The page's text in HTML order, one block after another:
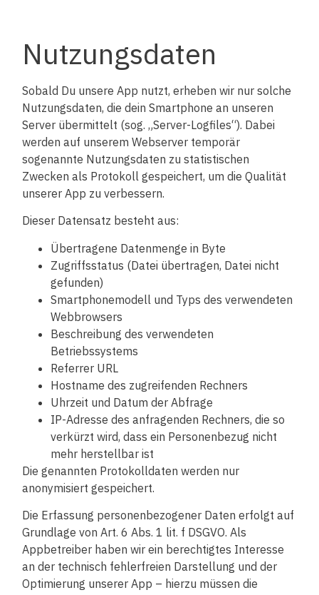
Nutzungsdaten
Sobald Du unsere App nutzt, erheben wir nur solche
Nutzungsdaten, die dein Smartphone an unseren
Server übermittelt (sog. „Server-Logfiles“). Dabei
werden auf unserem Webserver temporär
sogenannte Nutzungsdaten zu statistischen
Zwecken als Protokoll gespeichert, um die Qualität
unserer App zu verbessern.
Dieser Datensatz besteht aus:
Übertragene Datenmenge in Byte
Zugriffsstatus (Datei übertragen, Datei nicht
gefunden)
Smartphonemodell und Typs des verwendeten
Webbrowsers
Beschreibung des verwendeten
Betriebssystems
Referrer URL
Hostname des zugreifenden Rechners
Uhrzeit und Datum der Abfrage
IP-Adresse des anfragenden Rechners, die so
verkürzt wird, dass ein Personenbezug nicht
mehr herstellbar ist
Die genannten Protokolldaten werden nur
anonymisiert gespeichert.
Die Erfassung personenbezogener Daten erfolgt auf
Grundlage von Art. 6 Abs. 1 lit. f DSGVO. Als
Appbetreiber haben wir ein berechtigtes Interesse
an der technisch fehlerfreien Darstellung und der
Optimierung unserer App – hierzu müssen die